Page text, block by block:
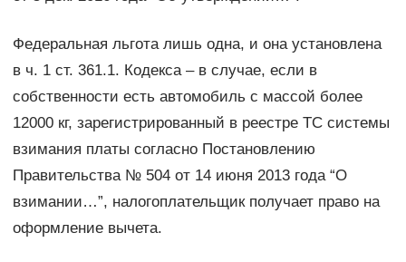
Федеральная льгота лишь одна, и она установлена
в ч. 1 ст. 361.1. Кодекса – в случае, если в
собственности есть автомобиль с массой более
12000 кг, зарегистрированный в реестре ТС системы
взимания платы согласно Постановлению
Правительства № 504 от 14 июня 2013 года “О
взимании…”, налогоплательщик получает право на
оформление вычета.